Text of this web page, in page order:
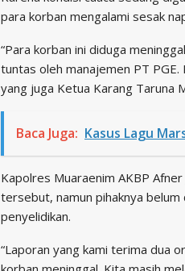
para korban mengalami sesak
“Para korban ini diduga
tuntas oleh manajemen PT PGE.
yang juga Ketua Karang Taruna
Baca Juga: Kasus Lagu
Kapolres Muaraenim AKBP
tersebut, namun pihaknya
penyelidikan.
“Laporan yang kami terima dua